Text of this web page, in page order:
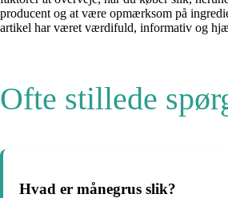
producent og at være opmærksom på
artikel har været værdifuld, informativ og
Ofte stillede
Hvad er månegrus slik?